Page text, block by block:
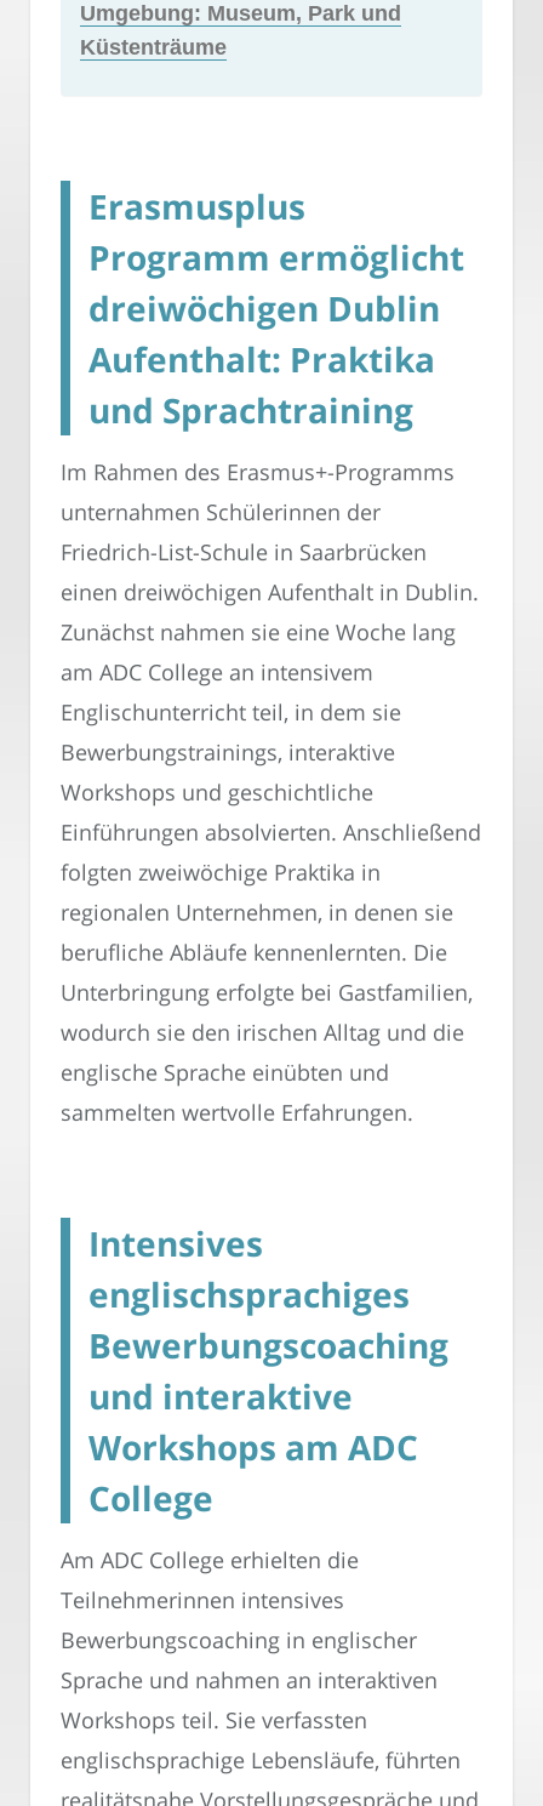
Umgebung: Museum, Park und
Küstenträume
Erasmusplus
Programm ermöglicht
dreiwöchigen Dublin
Aufenthalt: Praktika
und Sprachtraining
Im Rahmen des Erasmus+-Programms
unternahmen Schülerinnen der
Friedrich-List-Schule in Saarbrücken
einen dreiwöchigen Aufenthalt in Dublin.
Zunächst nahmen sie eine Woche lang
am ADC College an intensivem
Englischunterricht teil, in dem sie
Bewerbungstrainings, interaktive
Workshops und geschichtliche
Einführungen absolvierten. Anschließend
folgten zweiwöchige Praktika in
regionalen Unternehmen, in denen sie
berufliche Abläufe kennenlernten. Die
Unterbringung erfolgte bei Gastfamilien,
wodurch sie den irischen Alltag und die
englische Sprache einübten und
sammelten wertvolle Erfahrungen.
Intensives
englischsprachiges
Bewerbungscoaching
und interaktive
Workshops am ADC
College
Am ADC College erhielten die
Teilnehmerinnen intensives
Bewerbungscoaching in englischer
Sprache und nahmen an interaktiven
Workshops teil. Sie verfassten
englischsprachige Lebensläufe, führten
realitätsnahe Vorstellungsgespräche und